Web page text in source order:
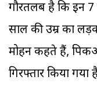
गौरतलब है कि इन 7
साल की उम्र का
मोहन कहते हैं,
गिरफ्तार किया